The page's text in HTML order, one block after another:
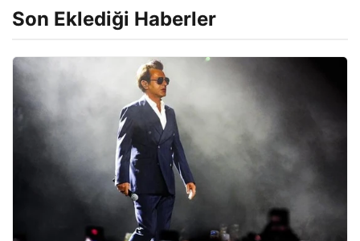
Son Eklediği Haberler